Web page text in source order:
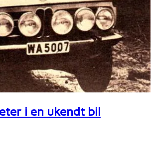
i en ukendt bil